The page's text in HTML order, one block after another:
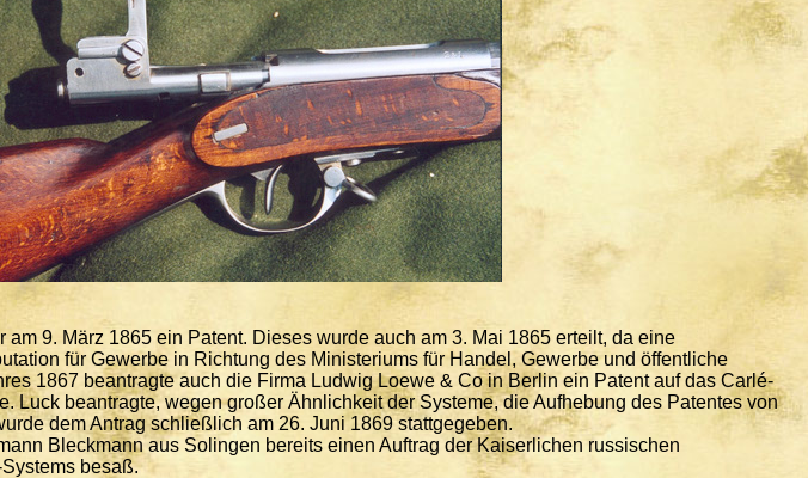
9. März 1865 ein Patent. Dieses wurde auch am 3. Mai 1865 erteilt, da eine
für Gewerbe in Richtung des Ministeriums für Handel, Gewerbe und öffentliche
1867 beantragte auch die Firma Ludwig Loewe & Co in Berlin ein Patent auf das Carlé-
Luck beantragte, wegen großer Ähnlichkeit der Systeme, die Aufhebung des Patentes von
dem Antrag schließlich am 26. Juni 1869 stattgegeben.
Bleckmann aus Solingen bereits einen Auftrag der Kaiserlichen russischen
besaß.